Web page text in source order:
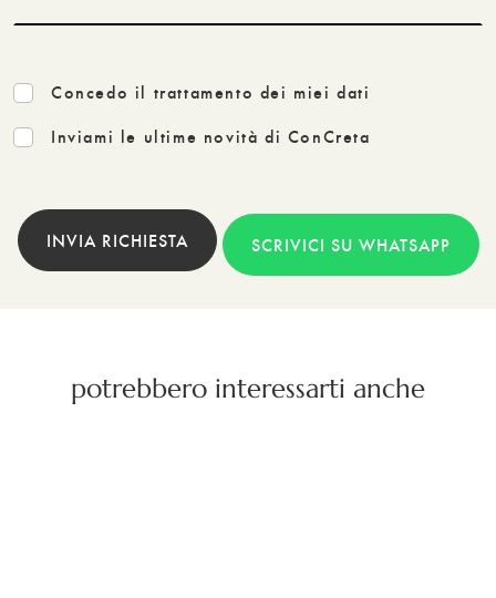
Concedo il trattamento dei miei dati
Inviami le ultime novità di ConCreta
INVIA RICHIESTA SCRIVICI SU WHATSAPP
potrebbero interessarti anche